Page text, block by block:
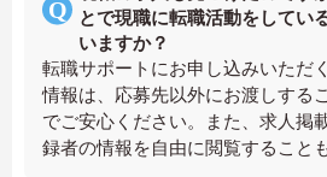
とで現職に転職活動をしてい
いますか？
転職サポートにお申し込みいただ
情報は、応募先以外にお渡しする
でご安心ください。また、求人掲
録者の情報を自由に閲覧すること